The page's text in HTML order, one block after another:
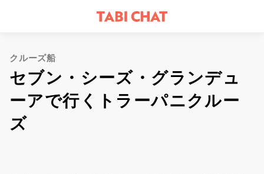
クルーズ船
セブン・シーズ・グランデュ
ーアで行くトラーパニクルー
ズ